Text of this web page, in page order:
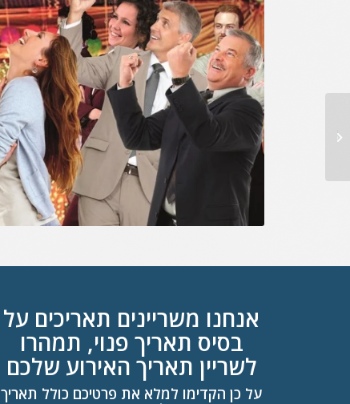
אנחנו משריינים תאריכים על
בסיס תאריך פנוי, תמהרו
לשריין תאריך האירוע שלכם
על כן הקדימו למלא את פרטיכם כולל תאריך
אטרקציות לבר מצווה